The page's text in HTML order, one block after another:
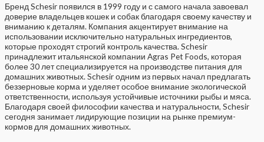
Бренд Schesir появился в 1999 году и с самого начала завоевал
доверие владельцев кошек и собак благодаря своему качеству и
вниманию к деталям. Компания акцентирует внимание на
использовании исключительно натуральных ингредиентов,
которые проходят строгий контроль качества. Schesir
принадлежит итальянской компании Agras Pet Foods, которая
более 30 лет специализируется на производстве питания для
домашних животных. Schesir одним из первых начал предлагать
беззерновые корма и уделяет особое внимание экологической
ответственности, используя устойчивые источники рыбы и мяса.
Благодаря своей философии качества и натуральности, Schesir
сегодня занимает лидирующие позиции на рынке премиум-
кормов для домашних животных.